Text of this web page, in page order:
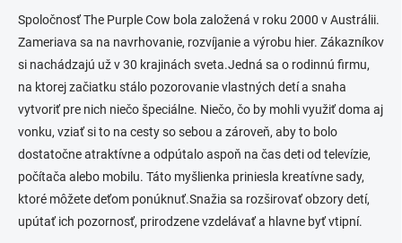
Spoločnosť The Purple Cow bola založená v roku 2000 v Austrálii.
Zameriava sa na navrhovanie, rozvíjanie a výrobu hier. Zákazníkov
si nachádzajú už v 30 krajinách sveta.Jedná sa o rodinnú firmu,
na ktorej začiatku stálo pozorovanie vlastných detí a snaha
vytvoriť pre nich niečo špeciálne. Niečo, čo by mohli využiť doma aj
vonku, vziať si to na cesty so sebou a zároveň, aby to bolo
dostatočne atraktívne a odpútalo aspoň na čas deti od televízie,
počítača alebo mobilu. Táto myšlienka priniesla kreatívne sady,
ktoré môžete deťom ponúknuť.Snažia sa rozširovať obzory detí,
upútať ich pozornosť, prirodzene vzdelávať a hlavne byť vtipní.